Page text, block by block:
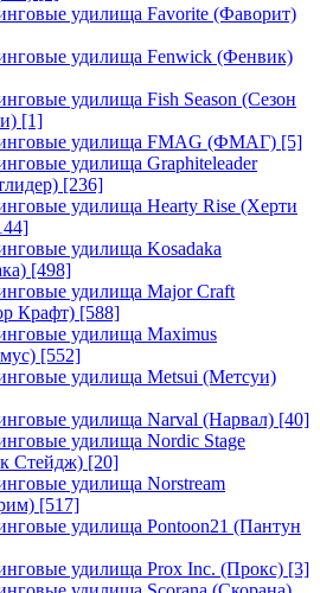
удилища Favorite (Фаворит)
удилища Fenwick (Фенвик)
удилища Fish Season (Сезон
[1]
удилища FMAG (ФМАГ) [5]
удилища Graphiteleader
[236]
удилища Hearty Rise (Херти
удилища Kosadaka
[498]
удилища Major Craft
Крафт) [588]
удилища Maximus
[552]
удилища Metsui (Метсуи)
удилища Narval (Нарвал) [40]
удилища Nordic Stage
Стейдж) [20]
удилища Norstream
[517]
удилища Pontoon21 (Пантун
удилища Prox Inc. (Прокс) [3]